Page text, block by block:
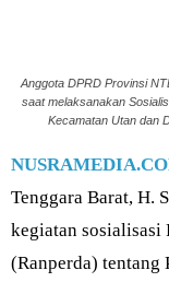
Anggota DPRD Provinsi
saat melaksanakan
Kecamatan Utan dan
Tenggara Barat, H.
kegiatan sosialisasi
(Ranperda) tentang